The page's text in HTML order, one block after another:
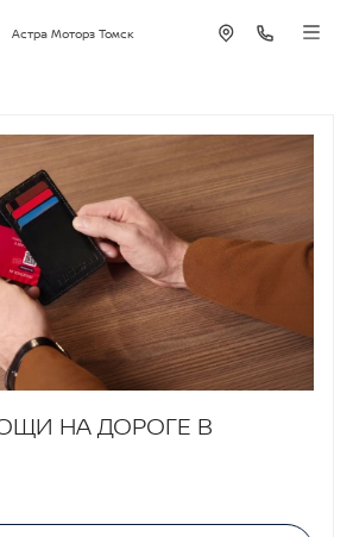
Астра Моторз Томск
НА ДОРОГЕ В